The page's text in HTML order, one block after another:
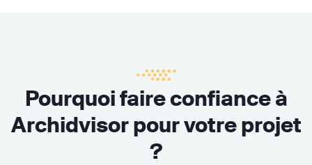
Pourquoi faire confiance à
Archidvisor pour votre projet
?